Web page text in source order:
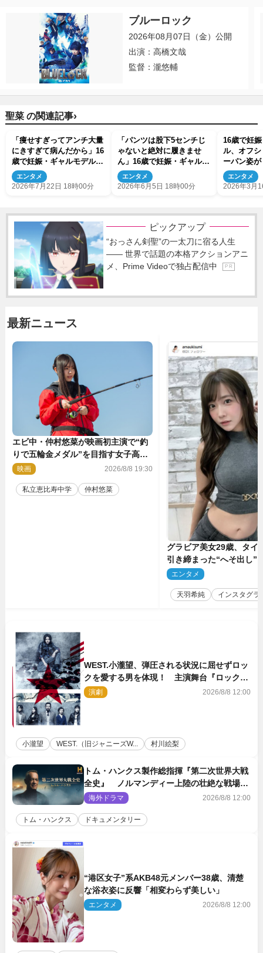
ブルーロック
2026年08月07日（金）公開
出演：高橋文哉
監督：瀧悠輔
聖菜 の関連記事›
「痩せすぎってアンチ大量
にきすぎて病んだから」16
歳で妊娠・ギャルモデル、
最新投稿に称賛の声
エンタメ
2026年7月22日 18時00分
「パンツは股下5センチじ
ゃないと絶対に履きませ
ん」16歳で妊娠・ギャルモ
デル、「スタイル抜群」シ
ョットにネット衝撃
エンタメ
2026年6月5日 18時00分
16歳で妊
ル、オフ
ーパン姿
群」 ネッ
エンタメ
2026年3月
ピックアップ
“おっさん剣聖”の一太刀に宿る人生
―― 世界で話題の本格アクションアニ
メ、Prime Videoで独占配信中
P R
最新ニュース
エビ中・仲村悠菜が映画初主演で“釣
りで五輪金メダル”を目指す女子高生
に！ 映画『つりこまち』今秋公開
映画 2026/8/8 19:30
私立恵比寿中学 仲村悠菜
グラビア美女29歳、タイ
引き締まった“へそ出し”
「可愛い過ぎる」
エンタメ
天羽希純 インスタグラ
WEST.小瀧望、弾圧される状況に屈せずロッ
クを愛する男を体現！ 主演舞台『ロックン
ロール』ビジュアル解禁
演劇 2026/8/8 12:00
小瀧望 WEST.（旧ジャニーズW... 村川絵梨
トム・ハンクス製作総指揮『第二次世界大戦
全史』 ノルマンディー上陸の壮絶な戦場を
収めた特別映像解禁
海外ドラマ 2026/8/8 12:00
トム・ハンクス ドキュメンタリー
“港区女子”系AKB48元メンバー38歳、清楚
な浴衣姿に反響「相変わらず美しい」
エンタメ 2026/8/8 12:00